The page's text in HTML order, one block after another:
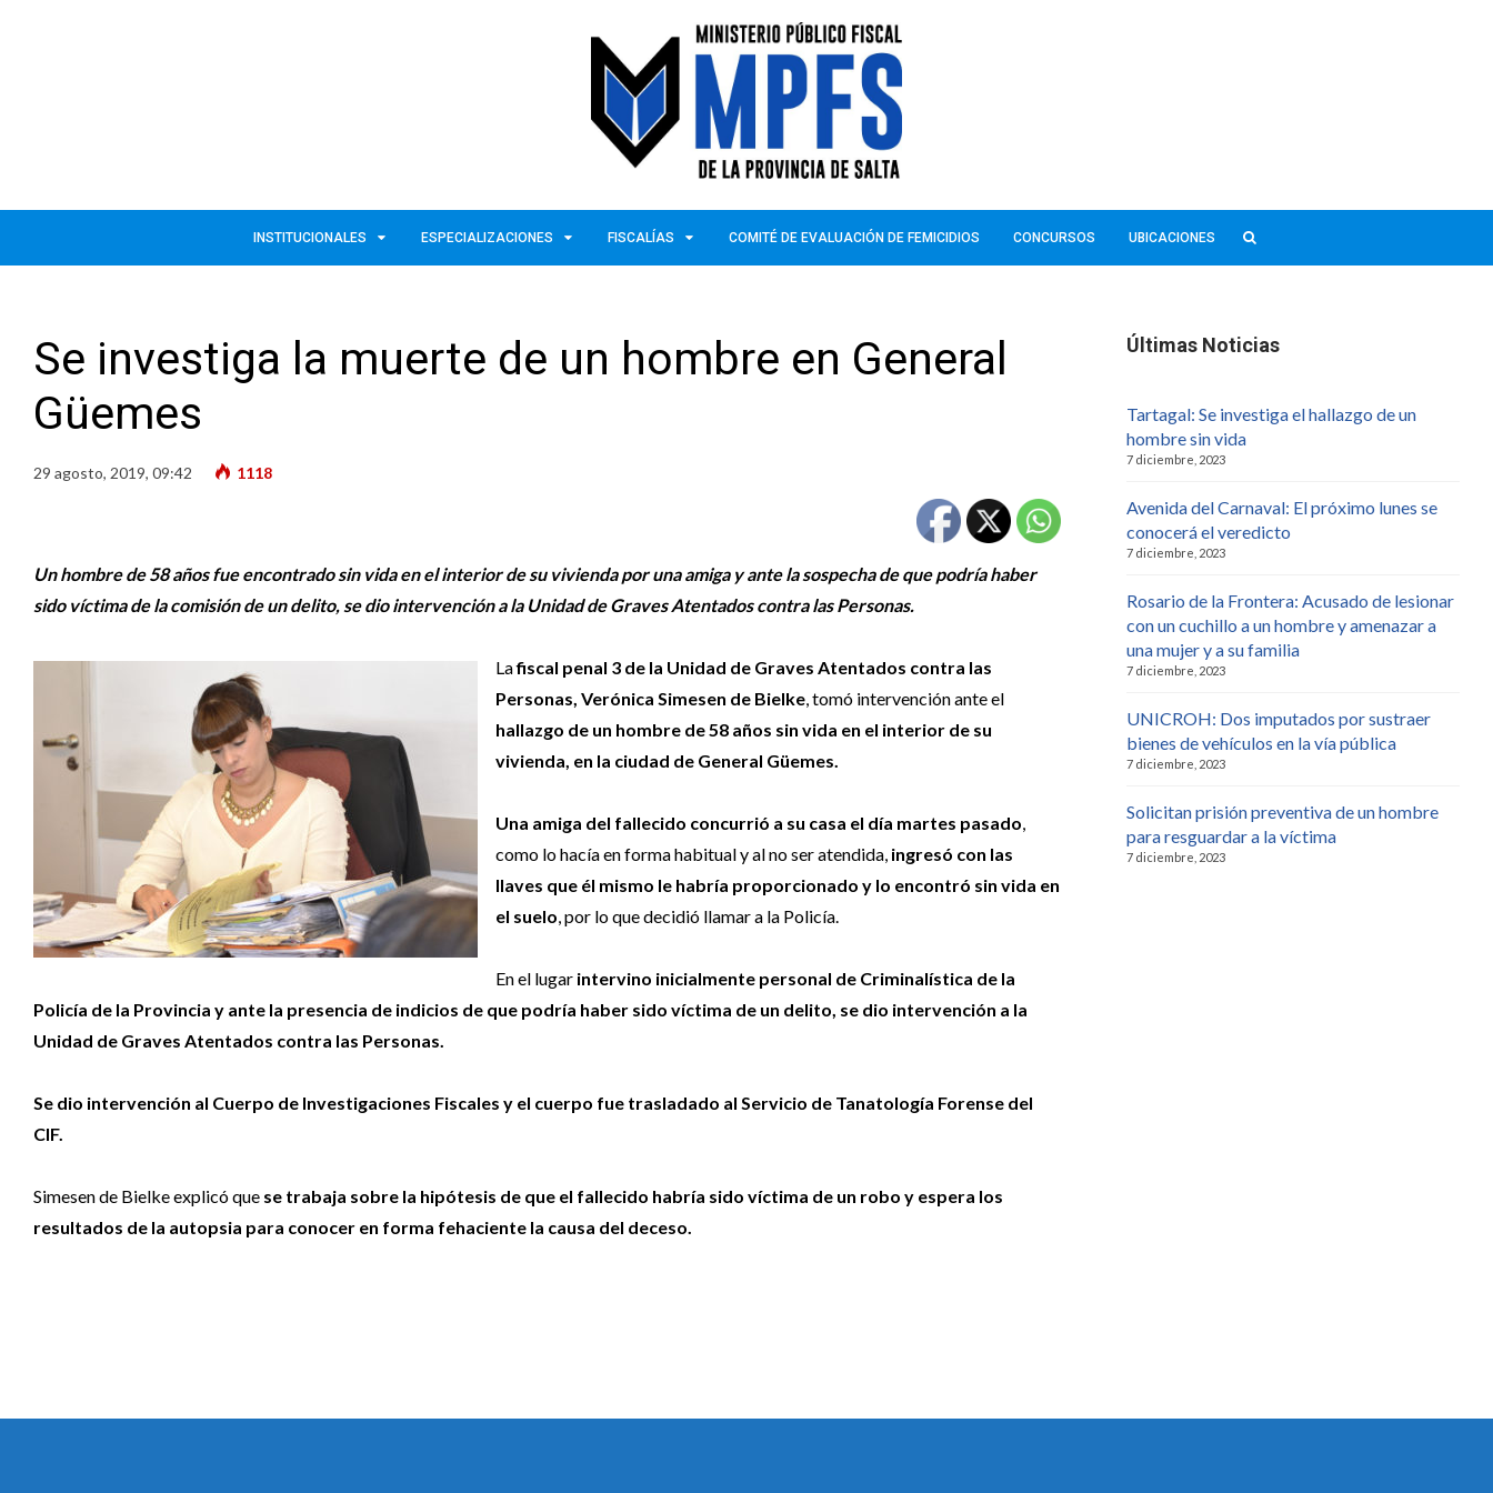
INSTITUCIONALES ESPECIALIZACIONES FISCALÍAS COMITÉ DE EVALUACIÓN DE FEMICIDIOS CONCURSOS UBICACIONES
Se investiga la muerte de un hombre en General
Güemes
29 agosto, 2019, 09:42 1118
Un hombre de 58 años fue encontrado sin vida en el interior de su vivienda por una amiga y ante la sospecha de que podría haber
sido víctima de la comisión de un delito, se dio intervención a la Unidad de Graves Atentados contra las Personas.
Lafiscal penal 3 de la Unidad de Graves Atentados contra las
Personas, Verónica Simesen de Bielke , tomó intervención ante el
hallazgo de un hombre de 58 años sin vida en el interior de su
vivienda, en la ciudad de General Güemes.
Una amiga del fallecido concurrió a su casa el día martes pasado
como lo hacía en forma habitual y al no ser atendida, ingresó con las
llaves que él mismo le habría proporcionado y lo encontró sin vida en
el suelo , por lo que decidió llamar a la Policía.
En el lugar intervino inicialmente personal de Criminalística de la
Policía de la Provincia y ante la presencia de indicios de que podría haber sido víctima de un delito, se dio intervención a la
Unidad de Graves Atentados contra las Personas.
Se dio intervención al Cuerpo de Investigaciones Fiscales y el cuerpo fue trasladado al Servicio de Tanatología Forense del
CIF.
Simesen de Bielke explicó que se trabaja sobre la hipótesis de que el fallecido habría sido víctima de un robo y espera los
resultados de la autopsia para conocer en forma fehaciente la causa del deceso.
Últimas Noticias
Tartagal: Se investiga el hallazgo de un
hombre sin vida
7 diciembre, 2023
Avenida del Carnaval: El próximo lunes se
conocerá el veredicto
7 diciembre, 2023
Rosario de la Frontera: Acusado de lesionar
con un cuchillo a un hombre y amenazar a
una mujer y a su familia
7 diciembre, 2023
UNICROH: Dos imputados por sustraer
bienes de vehículos en la vía pública
7 diciembre, 2023
Solicitan prisión preventiva de un hombre
para resguardar a la víctima
7 diciembre, 2023